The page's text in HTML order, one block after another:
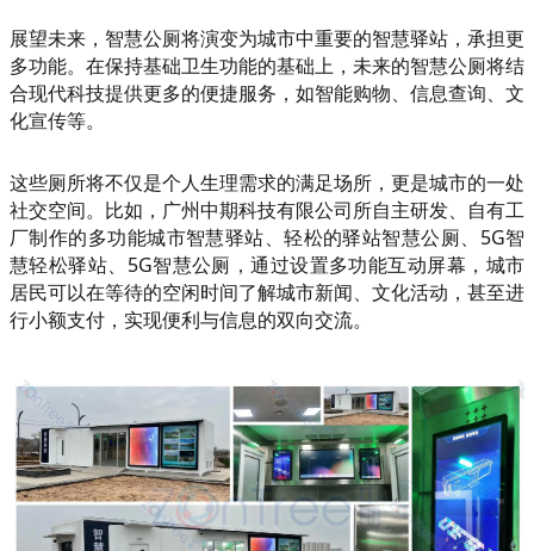
展望未来，智慧公厕将演变为城市中重要的智慧驿站，承担更
多功能。在保持基础卫生功能的基础上，未来的智慧公厕将结
合现代科技提供更多的便捷服务，如智能购物、信息查询、文
化宣传等。
这些厕所将不仅是个人生理需求的满足场所，更是城市的一处
社交空间。比如，广州中期科技有限公司所自主研发、自有工
厂制作的多功能城市智慧驿站、轻松的驿站智慧公厕、5G智
慧轻松驿站、5G智慧公厕，通过设置多功能互动屏幕，城市
居民可以在等待的空闲时间了解城市新闻、文化活动，甚至进
行小额支付，实现便利与信息的双向交流。